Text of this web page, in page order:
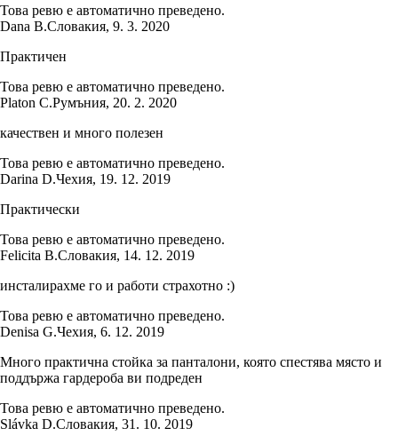
Това ревю е автоматично преведено.
Dana B.Словакия, 9. 3. 2020
Практичен
Това ревю е автоматично преведено.
Platon C.Румъния, 20. 2. 2020
качествен и много полезен
Това ревю е автоматично преведено.
Darina D.Чехия, 19. 12. 2019
Практически
Това ревю е автоматично преведено.
Felicita B.Словакия, 14. 12. 2019
инсталирахме го и работи страхотно :)
Това ревю е автоматично преведено.
Denisa G.Чехия, 6. 12. 2019
Много практична стойка за панталони, която спестява място и
поддържа гардероба ви подреден
Това ревю е автоматично преведено.
Slávka D.Словакия, 31. 10. 2019